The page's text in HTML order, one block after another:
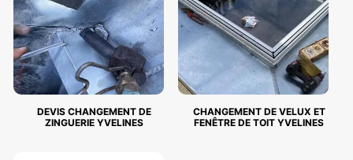
DEVIS CHANGEMENT DE
ZINGUERIE YVELINES
CHANGEMENT DE VELUX ET
FENÊTRE DE TOIT YVELINES